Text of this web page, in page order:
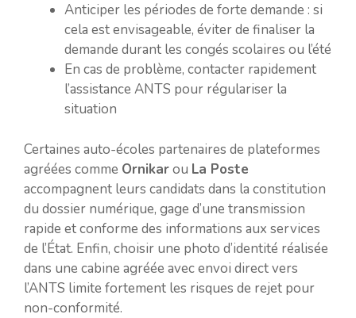
Anticiper les périodes de forte demande : si
cela est envisageable, éviter de finaliser la
demande durant les congés scolaires ou l’été
En cas de problème, contacter rapidement
l’assistance ANTS pour régulariser la
situation
Certaines auto-écoles partenaires de plateformes
agréées comme Ornikarou La Poste
accompagnent leurs candidats dans la constitution
du dossier numérique, gage d’une transmission
rapide et conforme des informations aux services
de l’État. Enfin, choisir une photo d’identité réalisée
dans une cabine agréée avec envoi direct vers
l’ANTS limite fortement les risques de rejet pour
non-conformité.